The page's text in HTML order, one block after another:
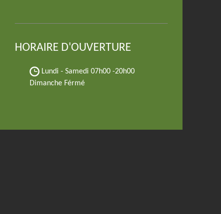
HORAIRE D'OUVERTURE
Lundi - Samedi 07h00 -20h00
Dimanche Férmé